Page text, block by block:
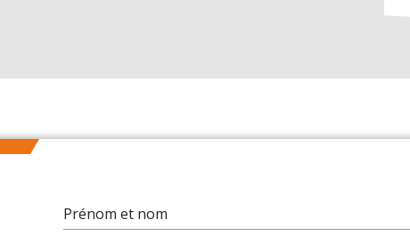
Prénom et nom